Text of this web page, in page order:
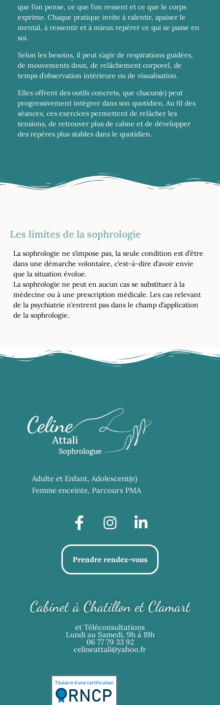
que l’on pense, ce que l’on ressent et ce que le corps
exprime. Chaque pratique invite à ralentir, apaiser le
mental, à ressentir et à mieux repérer ce qui se passe en
soi.
Selon les besoins, il peut s’agir de respirations guidées,
de mouvements doux, de relâchement corporel, de
temps d’observation intérieure ou de visualisation.
Elles offrent des outils concrets, que chacun(e) peut
progressivement intégrer dans son quotidien. Au fil des
séances, ces exercices permettent de relâcher les
tensions, de retrouver plus de calme et de développer
des repères plus stables dans le quotidien.
Les limites de la sophrologie
La sophrologie ne s’impose pas, la seule condition est d’être
dans une démarche volontaire, c’est-à-dire d’avoir envie
que la situation évolue.
La sophrologie ne peut en aucun cas se substituer à la
médecine ou à une prescription médicale. Les cas relevant
de la psychiatrie n’entrent pas dans le champ d’application
de la sophrologie.
Adulte et Enfant, Adolescent(e)
Femme enceinte, Parcours PMA
Prendre rendez-vous
Cabinet à Chatillon et Clamart
et Téléconsultations
Lundi au Samedi, 9h à 19h
06 77 79 33 92
celineattali@yahoo.fr